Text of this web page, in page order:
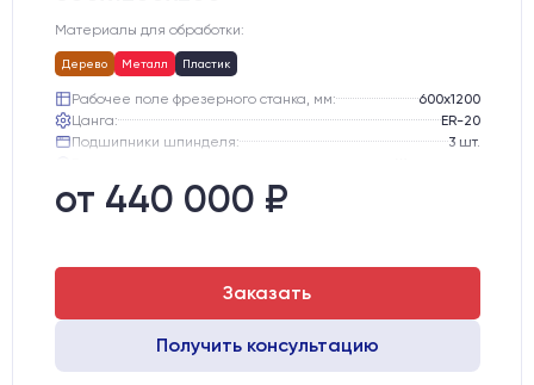
Материалы для обработки:
Дерево Металл Пластик
Рабочее поле фрезерного станка, мм:
600х1200
Цанга:
ER-20
Подшипники шпинделя:
3 шт.
Двигатели:
от 440 000 ₽
Заказать
Получить консультацию